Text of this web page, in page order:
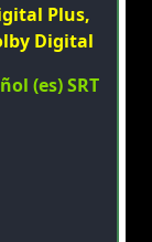
Plus,
Digital
(es) SRT